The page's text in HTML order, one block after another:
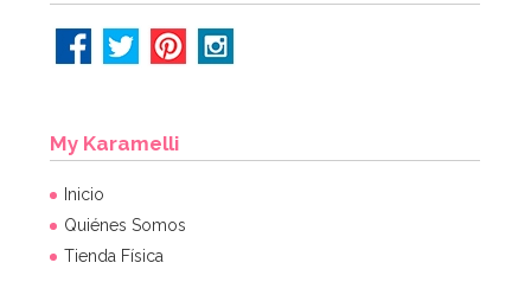
My Karamelli
Inicio
Quiénes Somos
Tienda Física